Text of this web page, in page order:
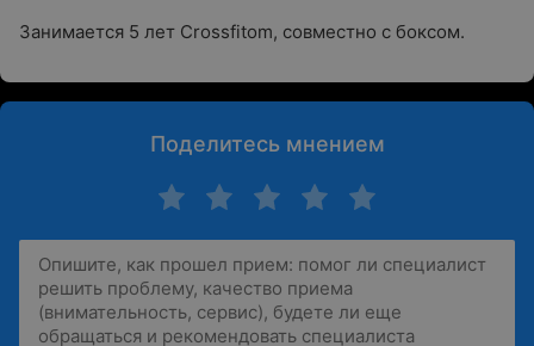
Занимается 5 лет Crossfitom, совместно с боксом.
Поделитесь мнением